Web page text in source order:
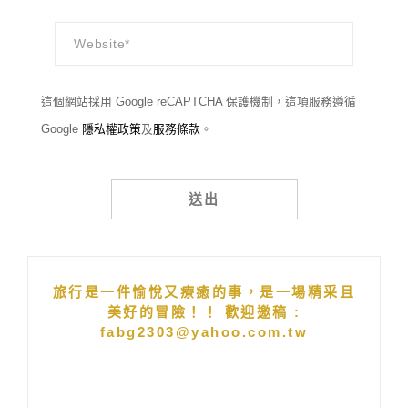
這個網站採用 Google reCAPTCHA 保護機制，這項服務遵循
Google 隱私權政策及服務條款 。
旅行是一件愉悅又療癒的事，是一場精采且
美好的冒險！！ 歡迎邀稿 :
fabg2303@yahoo.com.tw